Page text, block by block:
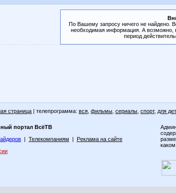
По Вашему запросу ничего не найдено.
необходимая информация. А возможно,
период
страница | телепрограмма: вся фильмы сериалы спорт, для
портал ВсёТВ
| Телекомпаниям | Реклама на сайте